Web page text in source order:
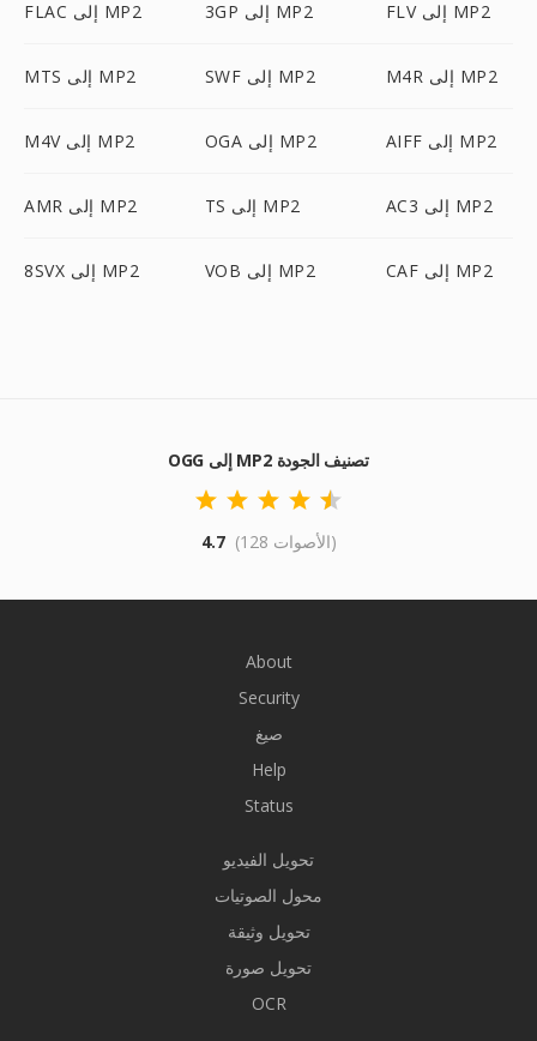
FLAC إلى MP2 3GP إلى MP2 FLV إلى MP2
MTS إلى MP2 SWF إلى MP2 M4R إلى MP2
M4V إلى MP2 OGA إلى MP2 AIFF إلى MP2
AMR إلى MP2 TS إلى MP2 AC3 إلى MP2
8SVX إلى MP2 VOB إلى MP2 CAF إلى MP2
OGG إلى MP2 تصنيف الجودة
4.7 (128 الأصوات)
About
Security
صيغ
Help
Status
تحويل الفيديو
محول الصوتيات
تحويل وثيقة
تحويل صورة
OCR